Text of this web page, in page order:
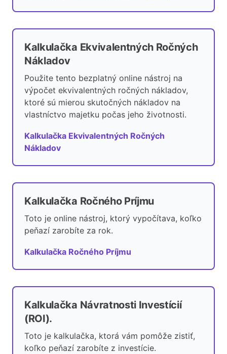
Kalkulačka Ekvivalentných Ročných
Nákladov
Použite tento bezplatný online nástroj na
výpočet ekvivalentných ročných nákladov,
ktoré sú mierou skutočných nákladov na
vlastníctvo majetku počas jeho životnosti.
Kalkulačka Ekvivalentných Ročných
Nákladov
Kalkulačka Ročného Príjmu
Toto je online nástroj, ktorý vypočítava, koľko
peňazí zarobíte za rok.
Kalkulačka Ročného Príjmu
Kalkulačka Návratnosti Investícií
(ROI).
Toto je kalkulačka, ktorá vám pomôže zistiť,
koľko peňazí zarobíte z investície.